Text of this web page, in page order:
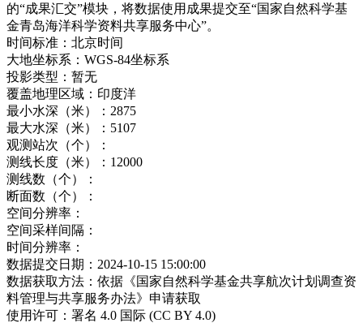
的“成果汇交”模块，将数据使用成果提交至“国家自然科学基
金青岛海洋科学资料共享服务中心”。
时间标准： 北京时间
大地坐标系： WGS-84坐标系
投影类型： 暂无
覆盖地理区域： 印度洋
最小水深（米）： 2875
最大水深（米）： 5107
观测站次（个）：
测线长度（米）： 12000
测线数（个）：
断面数（个）：
空间分辨率：
空间采样间隔：
时间分辨率：
数据提交日期： 2024-10-15 15:00:00
数据获取方法： 依据《国家自然科学基金共享航次计划调查资
料管理与共享服务办法》申请获取
使用许可： 署名 4.0 国际 (CC BY 4.0)